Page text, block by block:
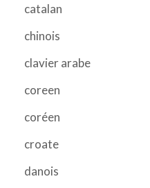
catalan
chinois
clavier arabe
coreen
coréen
croate
danois